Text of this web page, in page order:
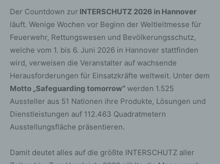
Der Countdown zur INTERSCHUTZ 2026 in Hannover
läuft. Wenige Wochen vor Beginn der Weltleitmesse für
Feuerwehr, Rettungswesen und Bevölkerungsschutz,
welche vom 1. bis 6. Juni 2026 in Hannover stattfinden
wird, verweisen die Veranstalter auf wachsende
Herausforderungen für Einsatzkräfte weltweit. Unter dem
Motto „Safeguarding tomorrow“ werden 1.525
Aussteller aus 51 Nationen ihre Produkte, Lösungen und
Dienstleistungen auf 112.463 Quadratmetern
Ausstellungsfläche präsentieren.
Damit deutet alles auf die größte INTERSCHUTZ aller